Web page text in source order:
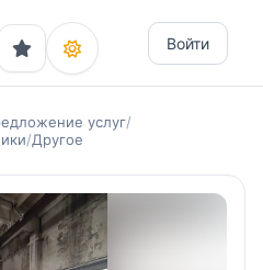
Войти
услуг/
/Другое